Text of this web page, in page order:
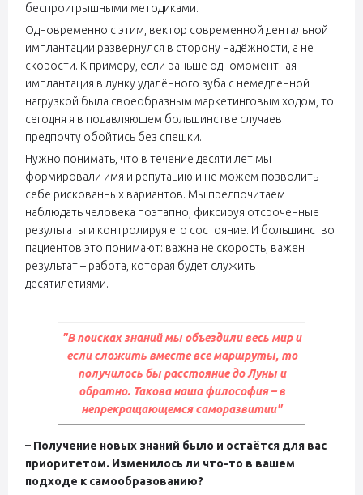
беспроигрышными методиками.
Одновременно с этим, вектор современной дентальной
имплантации развернулся в сторону надёжности, а не
скорости. К примеру, если раньше одномоментная
имплантация в лунку удалённого зуба с немедленной
нагрузкой была своеобразным маркетинговым ходом, то
сегодня я в подавляющем большинстве случаев
предпочту обойтись без спешки.
Нужно понимать, что в течение десяти лет мы
формировали имя и репутацию и не можем позволить
себе рискованных вариантов. Мы предпочитаем
наблюдать человека поэтапно, фиксируя отсроченные
результаты и контролируя его состояние. И большинство
пациентов это понимают: важна не скорость, важен
результат – работа, которая будет служить
десятилетиями.
"В поисках знаний мы объездили весь мир и
если сложить вместе все маршруты, то
получилось бы расстояние до Луны и
обратно. Такова наша философия – в
непрекращающемся саморазвитии"
– Получение новых знаний было и остаётся для вас
приоритетом. Изменилось ли что-то в вашем
подходе к самообразованию?